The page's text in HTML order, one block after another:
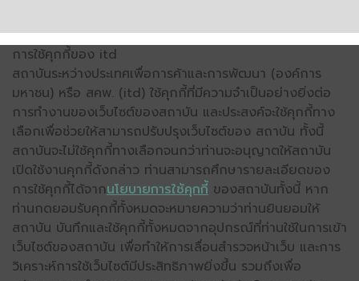
การใช้คุกกี้ของ itd
สถาบันระหว่างประเทศเพื่อการค้าและการพัฒนา (องค์การ
มหาชน) หรือ สคพ. (itd) ใช้คุกกี้ที่มีความจำเป็นอย่างยิ่งต่อ
การทำงานของเว็บไซต์ของสถาบัน และประสงค์จะใช้คุกกี้ทาง
เลือกเพื่อช่วยให้สามารถปรับปรุงเว็บไซต์ของ สถาบัน ทั้งนี้
สถาบันจะไม่ใช้คุกกี้ทางเลือกจนกว่าท่านจะอนุญาตให้สถาบัน
เปิดใช้งานคุกกี้ดังกล่าว ท่านสามารถศึกษารายละเอียดของ
การใช้คุกกี้ได้จากนโยบายการใช้คุกกี้ ของสถาบันทั้งนี้ หาก
ท่านกดยอมรับคุกกี้ทั้งหมดจะหมายความว่าท่านยินยอมให้
สถาบัน บันทึกและใช้คุกกี้ทั้งหมดจากอุปกรณ์ที่ท่านใช้ในการเข้า
เว็บไซต์ของสถาบัน เพื่อทำให้การเลื่อนสำรวจหน้าเว็บ และการ
วิเคราะห์การใช้เว็บไซต์มีประสิทธิภาพยิ่งขึ้น รวมถึงเพื่อ